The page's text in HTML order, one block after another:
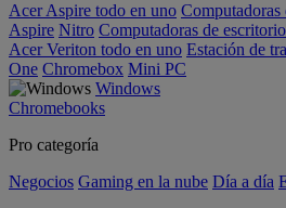
Acer Aspire todo en uno Computadoras
Aspire Nitro Computadoras de
Acer Veriton todo en uno Estación de
One Chromebox Mini PC
Windows
Chromebooks
Pro categoría
Negocios Gaming en la nube Día a día